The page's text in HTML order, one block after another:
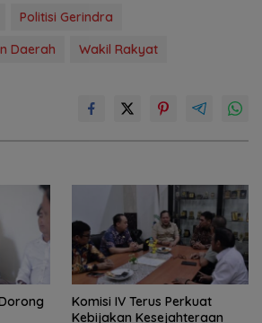
Politisi Gerindra
Daerah
Wakil Rakyat
Komisi IV Terus Perkuat
Kebijakan Kesejahteraan